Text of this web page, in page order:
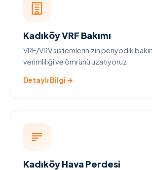
Kadıköy VRF Bakımı
VRF/VRV sistemlerinizin periyodik
verimliliği ve ömrünü uzatıyoruz.
Detaylı Bilgi →
Kadıköy Hava Perdesi